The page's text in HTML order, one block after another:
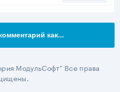
как...
МодульСофт" Все права